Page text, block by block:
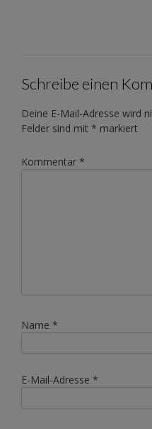
Schreibe einen
Deine E-Mail-Adresse wird
Felder sind mit * markiert
Kommentar *
Name *
E-Mail-Adresse *